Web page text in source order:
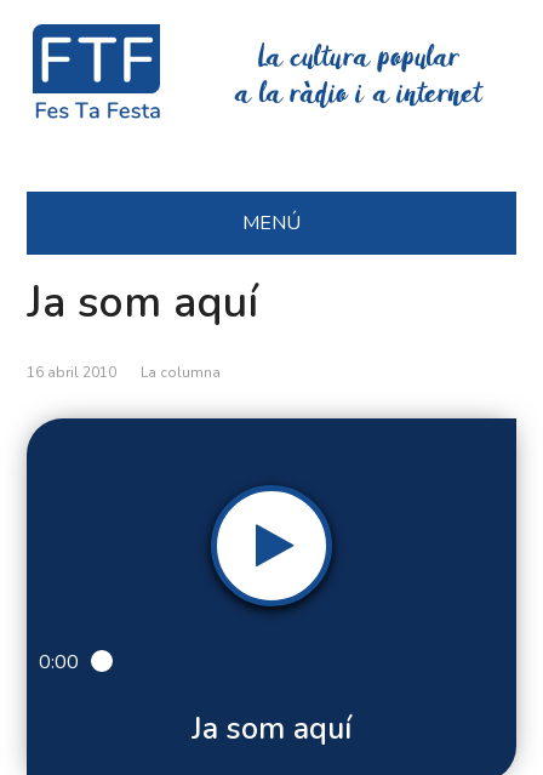
La cultura popular
a la ràdio i a internet
MENÚ
Ja som aquí
16 abril 2010 La columna
0:00
Ja som aquí